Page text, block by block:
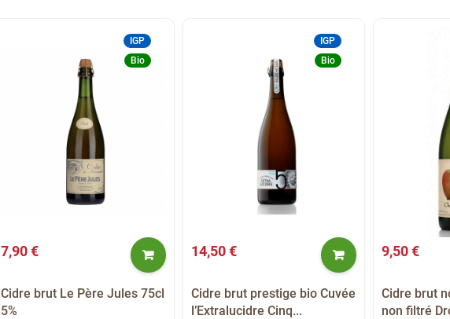
IGP
Bio
7,90 €
Cidre brut Le Père Jules 75cl
5%
IGP
Bio
14,50 €
Cidre brut prestige bio Cuvée
l’Extralucidre Cinq...
9,50 €
Cidre brut
non filtré